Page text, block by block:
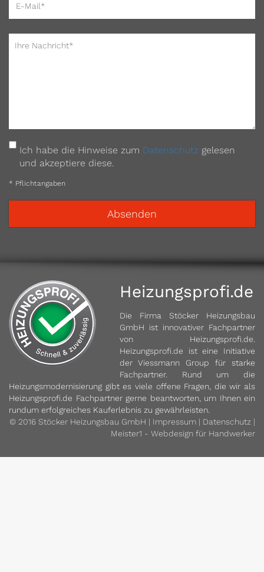
Ich habe die Hinweise zum Datenschutz gelesen
und akzeptiere diese.
* Pflichtangaben
Heizungsprofi.de
Die Firma Stöcker Heizungsbau
GmbH ist innovativer Fachpartner
von Heizungsprofi.de.
Heizungsprofi.de ist eine Initiative
der Viessmann Group für starke
Fachpartner. Rund um die
Heizungsmodernisierung gibt es viele offene Fragen, die wir als
Heizungsprofi.de Fachpartner gerne beantworten, um Ihnen ein
rundum erfolgreiches Kauferlebnis zu gewährleisten.
© 2016 Stöcker Heizungsbau GmbH | Impressum | Datenschutz |
Meister1 - Webdesign für Handwerker